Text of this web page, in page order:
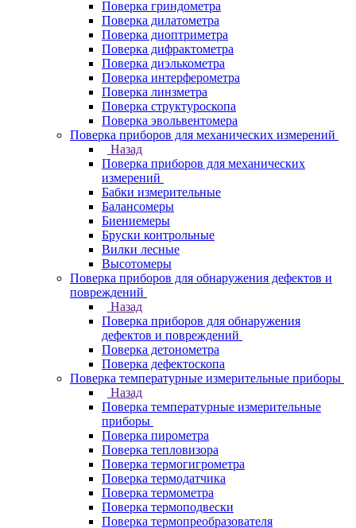
Поверка гриндометра
Поверка дилатометра
Поверка диоптриметра
Поверка дифрактометра
Поверка диэлькометра
Поверка интерферометра
Поверка линзметра
Поверка структуроскопа
Поверка эвольвентомера
Поверка приборов для механических измерений
Назад
Поверка приборов для механических
измерений
Бабки измерительные
Балансомеры
Биениемеры
Бруски контрольные
Вилки лесные
Высотомеры
Поверка приборов для обнаружения дефектов и
повреждений
Назад
Поверка приборов для обнаружения
дефектов и повреждений
Поверка детонометра
Поверка дефектоскопа
Поверка температурные измерительные приборы
Назад
Поверка температурные измерительные
приборы
Поверка пирометра
Поверка тепловизора
Поверка термогигрометра
Поверка термодатчика
Поверка термометра
Поверка термоподвески
Поверка термопреобразователя